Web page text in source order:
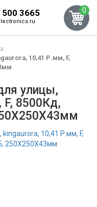
500 3665 0
10,41 Р.мм, F,
улицы,
8500Кд,